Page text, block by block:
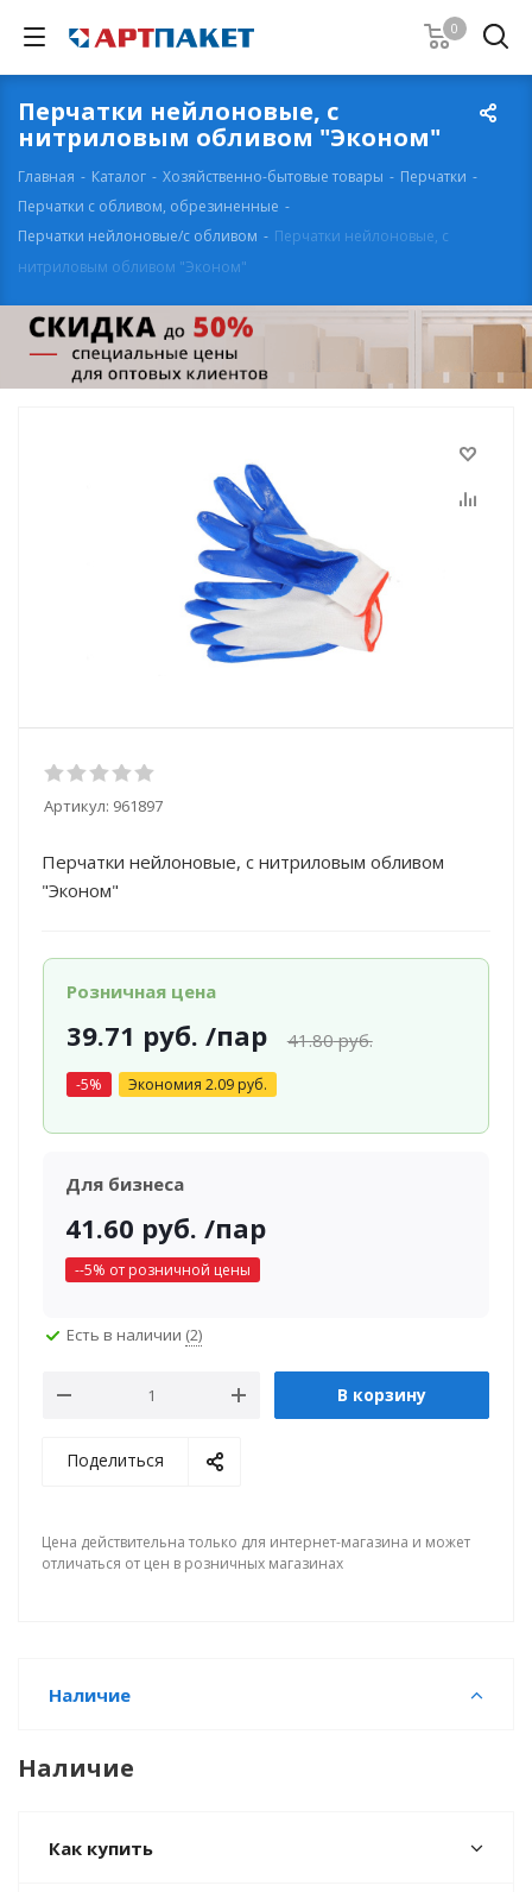
0
Перчатки нейлоновые, с
нитриловым обливом "Эконом"
Главная - Каталог - Хозяйственно-бытовые товары - Перчатки -
Перчатки с обливом, обрезиненные -
Перчатки нейлоновые/с обливом - Перчатки нейлоновые, с
нитриловым обливом "Эконом"
Артикул: 961897
Перчатки нейлоновые, с нитриловым обливом
"Эконом"
Розничная цена
39.71 руб. /пар 41.80руб.
-5% Экономия 2.09руб.
Для бизнеса
41.60 руб. /пар
--5% от розничной цены
Есть в наличии (2)
В корзину
Поделиться
Цена действительна только для интернет-магазина и может
отличаться от цен в розничных магазинах
Наличие
Наличие
Как купить